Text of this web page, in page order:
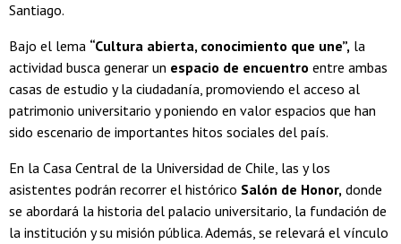
Santiago.
Bajo el lema “Cultura abierta, conocimiento que une”, la
actividad busca generar un espacio de encuentro entre ambas
casas de estudio y la ciudadanía, promoviendo el acceso al
patrimonio universitario y poniendo en valor espacios que han
sido escenario de importantes hitos sociales del país.
En la Casa Central de la Universidad de Chile, las y los
asistentes podrán recorrer el histórico Salón de Honor, donde
se abordará la historia del palacio universitario, la fundación de
la institución y su misión pública. Además, se relevará el vínculo